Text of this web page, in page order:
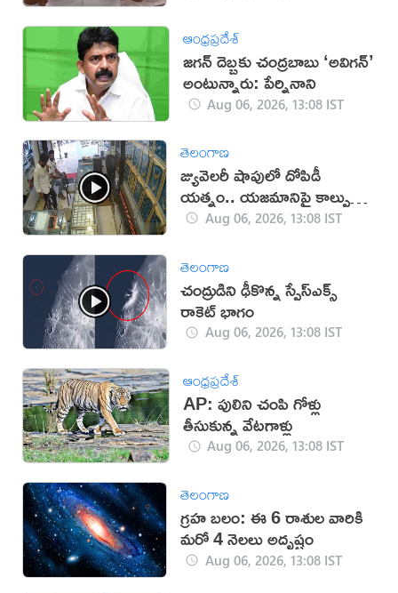
ఆంధ్రప్రదేశ్
జగన్ దెబ్బకు చంద్రబాబు ‘అవిగన్’
అంటున్నారు: పేర్నినాని
Aug 06, 2026, 13:08 IST
తెలంగాణ
జ్యువెలరీ షాపులో దోపిడీ
యత్నం.. యజమానిపై కాల్పులు
(వీడియో)
Aug 06, 2026, 13:08 IST
తెలంగాణ
చంద్రుడిని ఢీకొన్న స్పేస్‌ఎక్స్
రాకెట్ భాగం
Aug 06, 2026, 13:08 IST
ఆంధ్రప్రదేశ్
AP: పులిని చంపి గోళ్లు
తీసుకున్న వేటగాళ్లు
Aug 06, 2026, 13:08 IST
తెలంగాణ
గ్రహ బలం: ఈ 6 రాశుల వారికి
మరో 4 నెలలు అదృష్టం
Aug 06, 2026, 13:08 IST